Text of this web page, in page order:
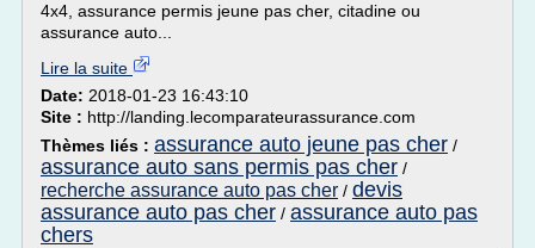
4x4, assurance permis jeune pas cher, citadine ou
assurance auto...
Lire la suite
Date: 2018-01-23 16:43:10
Site : http://landing.lecomparateurassurance.com
Thèmes liés : assurance auto jeune pas cher /
assurance auto sans permis pas cher /
recherche assurance auto pas cher / devis
assurance auto pas cher / assurance auto pas
chers